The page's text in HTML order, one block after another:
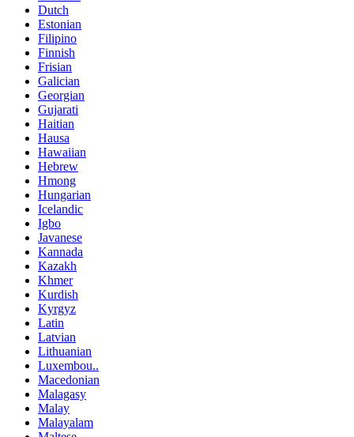
Dutch
Estonian
Filipino
Finnish
Frisian
Galician
Georgian
Gujarati
Haitian
Hausa
Hawaiian
Hebrew
Hmong
Hungarian
Icelandic
Igbo
Javanese
Kannada
Kazakh
Khmer
Kurdish
Kyrgyz
Latin
Latvian
Lithuanian
Luxembou..
Macedonian
Malagasy
Malay
Malayalam